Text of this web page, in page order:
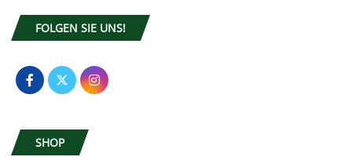
FOLGEN SIE UNS!
SHOP